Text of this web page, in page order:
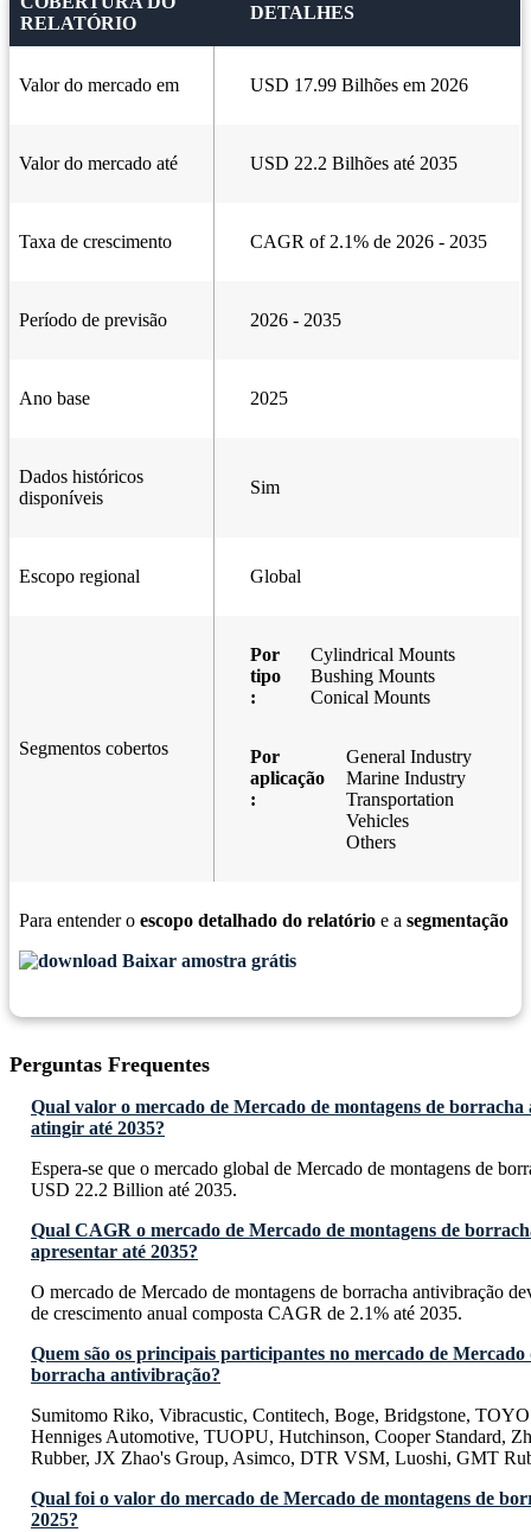
RELATÓRIO
DETALHES
Valor do mercado em USD 17.99 Bilhões em 2026
Valor do mercado até USD 22.2 Bilhões até 2035
Taxa de crescimento CAGR of 2.1% de 2026 - 2035
Período de previsão 2026 - 2035
Ano base 2025
Dados históricos
disponíveis
Sim
Escopo regional Global
Segmentos cobertos
Por
tipo
:
Cylindrical Mounts
Bushing Mounts
Conical Mounts
Por
aplicação
:
General Industry
Marine Industry
Transportation
Vehicles
Others
Para entender o escopo detalhado do relatório e a segmentação
Baixar amostra grátis
Perguntas Frequentes
Qual valor o mercado de Mercado de montagens de
atingir até 2035?
Espera-se que o mercado global de Mercado de montagens de
USD 22.2 Billion até 2035.
Qual CAGR o mercado de Mercado de montagens de
apresentar até 2035?
O mercado de Mercado de montagens de borracha antivibração
de crescimento anual composta CAGR de 2.1% até 2035.
Quem são os principais participantes no mercado de Mercado
borracha antivibração?
Sumitomo Riko, Vibracustic, Contitech, Boge, Bridgstone,
Henniges Automotive, TUOPU, Hutchinson, Cooper Standard,
Rubber, JX Zhao's Group, Asimco, DTR VSM, Luoshi, GMT
Qual foi o valor do mercado de Mercado de montagens de
2025?